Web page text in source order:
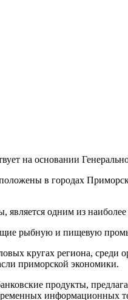
на основании
в городах
одним из
рыбную и пищевую
кругах региона, среди
приморской экономики.
продукты,
информационных